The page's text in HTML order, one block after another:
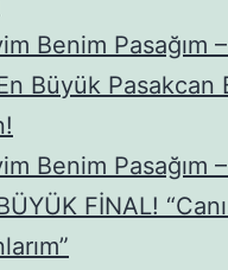
Benim Pasağım
Büyük Pasakcan
Benim Pasağım
FİNAL!